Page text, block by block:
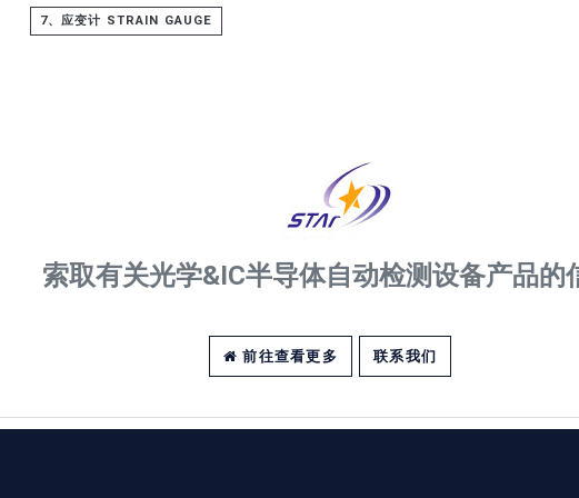
7、应变计 STRAIN GAUGE
索取有关光学&IC半导体自动检测设备产品的
前往查看更多 联系我们